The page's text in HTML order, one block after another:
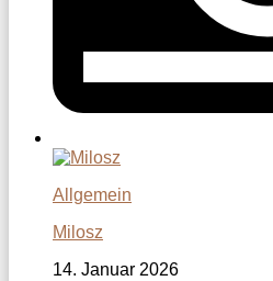
Allgemein
Milosz
14. Januar 2026